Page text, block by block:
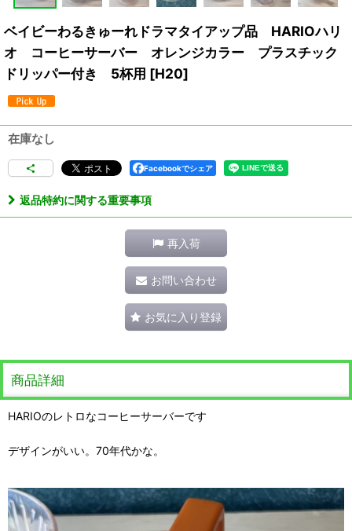
ベイビーわるきゅーれドラマタイアップ品 HARIOハリ
オ コーヒーサーバー オレンジカラー プラスチック
ドリッパー付き 5杯用 [H20]
在庫なし
Facebookでシェア
返品特約に関する重要事項
再入荷
お問い合わせ
お気に入り登録
商品詳細
HARIOのレトロなコーヒーサーバーです
デザインがいい。70年代かな。